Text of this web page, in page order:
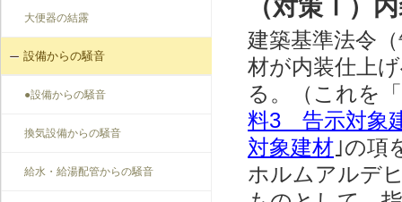
大便器の結露
設備からの騒音
●設備からの騒音
換気設備からの騒音
給水・給湯配管からの騒音
（対策Ⅰ）
建築基準法令
材が内装仕上
る。（これを
料3 告示対象
対象建材 ｣の項
ホルムアルデ